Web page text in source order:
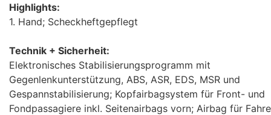
Highlights:
1. Hand; Scheckheftgepflegt
Technik + Sicherheit:
Elektronisches Stabilisierungsprogramm mit
Gegenlenkunterstützung, ABS, ASR, EDS, MSR und
Gespannstabilisierung; Kopfairbagsystem für Front- und
Fondpassagiere inkl. Seitenairbags vorn; Airbag für